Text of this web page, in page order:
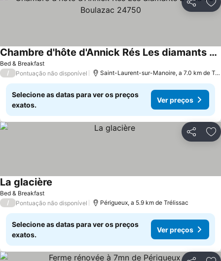
Partilhar
Bed & Breakfast
Chambre d'hôte d'Annick Rés Les diamants 2 villa 78 Boulazac 24750
/ Pontuação não disponível Saint-Laurent-sur-Manoire, a 7.0 km de Trélissac
Selecione as datas para ver os preços
exatos.
Ver preços
Partilhar
Bed & Breakfast
La glacière
/ Pontuação não disponível Périgueux, a 5.9 km de Trélissac
Selecione as datas para ver os preços
exatos.
Ver preços